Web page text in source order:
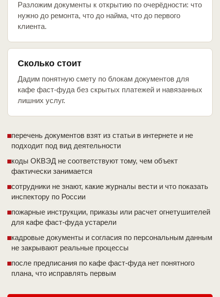
Разложим документы к открытию по очерёдности: что
нужно до ремонта, что до найма, что до первого
клиента.
Сколько стоит
Дадим понятную смету по блокам документов для
кафе фаст-фуда без скрытых платежей и навязанных
лишних услуг.
перечень документов взят из статьи в интернете и не
подходит под вид деятельности
коды ОКВЭД не соответствуют тому, чем объект
фактически занимается
сотрудники не знают, какие журналы вести и что показать
инспектору по России
пожарные инструкции, приказы или расчет огнетушителей
для кафе фаст-фуда устарели
кадровые документы и согласия по персональным данным
не закрывают реальные процессы
после предписания по кафе фаст-фуда нет понятного
плана, что исправлять первым